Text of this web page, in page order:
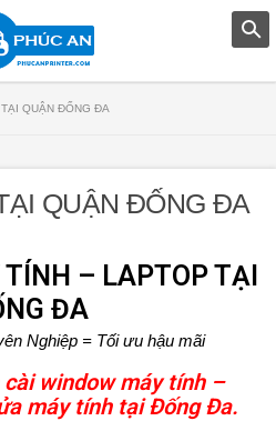
QUẬN ĐỐNG ĐA
QUẬN ĐỐNG ĐA
– LAPTOP TẠI
ĐA
Nghiệp = Tối ưu hậu mãi
window máy tính –
máy tính tại Đống Đa.